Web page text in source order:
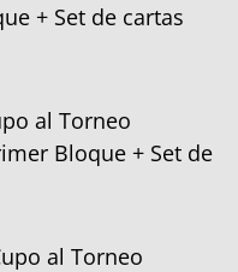
+ Set de cartas
al Torneo
Bloque + Set de
al Torneo